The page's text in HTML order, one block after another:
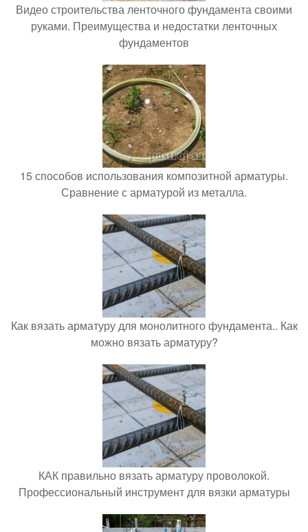
Видео строительства ленточного фундамента своими
руками. Преимущества и недостатки ленточных
фундаментов
15 способов использования композитной арматуры.
Сравнение с арматурой из металла.
Как вязать арматуру для монолитного фундамента.. Как
можно вязать арматуру?
КАК правильно вязать арматуру проволокой.
Профессиональный инструмент для вязки арматуры